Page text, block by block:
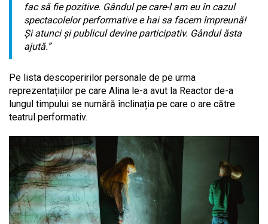
fac să fie pozitive. Gândul pe care-l am eu în cazul
spectacolelor performative e hai sa facem împreună!
Și atunci și publicul devine participativ. Gândul ăsta
ajută.”
Pe lista descoperirilor personale de pe urma
reprezentațiilor pe care Alina le-a avut la Reactor de-a
lungul timpului se numără înclinația pe care o are către
teatrul performativ.